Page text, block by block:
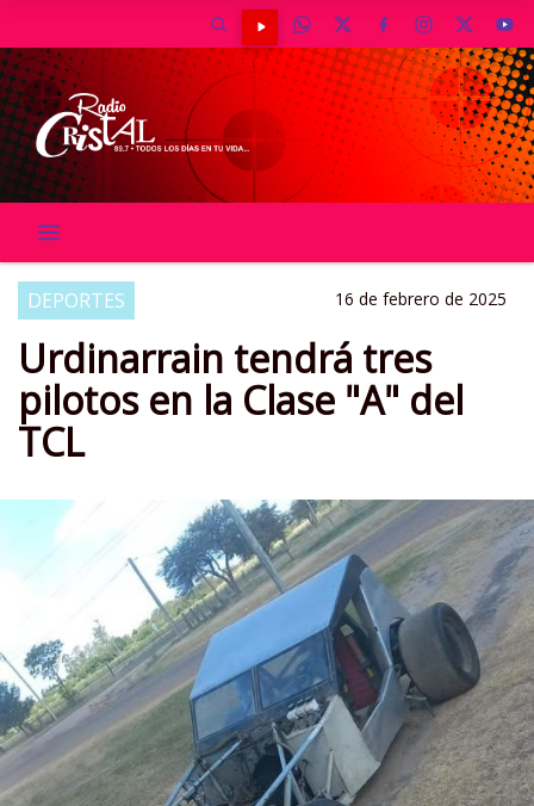
DEPORTES 16 de febrero de 2025
Urdinarrain tendrá tres
pilotos en la Clase "A" del
TCL